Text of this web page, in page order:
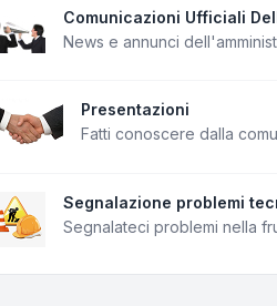
Comunicazioni Ufficiali
News e annunci
Presentazioni
Fatti conoscere dalla
Segnalazione problemi
Segnalateci problemi nella